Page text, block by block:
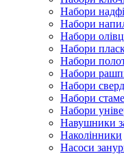
Набори
Набори
Набори
Набори
Набори
Набори
Набори
Набори
Набори
Навушники
Наколінники
Насоси